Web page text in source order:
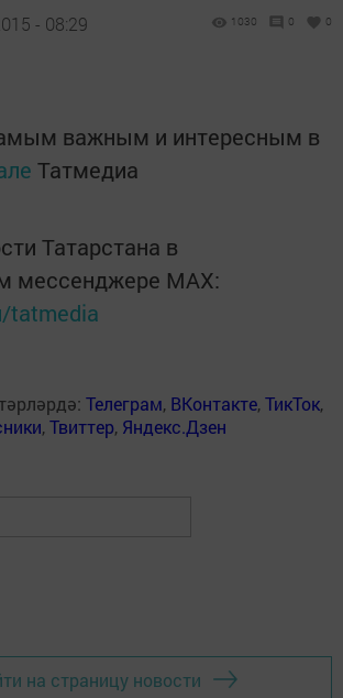
- 08:29 1030 0 0
важным и интересным в
Татмедиа
Татарстана в
мессенджере MАХ:
tatmedia
Телеграм, ВКонтакте,ТикТок,
,Твиттер, Яндекс.Дзен
на страницу новости